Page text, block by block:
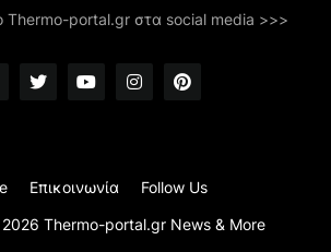
Thermo-portal.gr στα social media >>>
2026 Thermo-portal.gr News & More
Επικοινωνία Follow Us